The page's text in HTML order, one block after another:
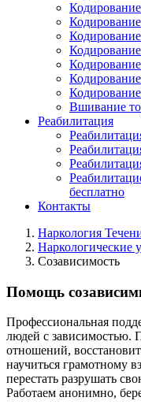
Вшивание
Реабилитация
бесплатно
Контакты
Наркология
Наркологические
Созависимость
Помощь
Профессиональная
людей с зависимостью.
отношений,
научиться грамотному
перестать разрушать
Работаем анонимно,